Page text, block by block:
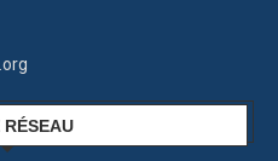
RÉSEAU